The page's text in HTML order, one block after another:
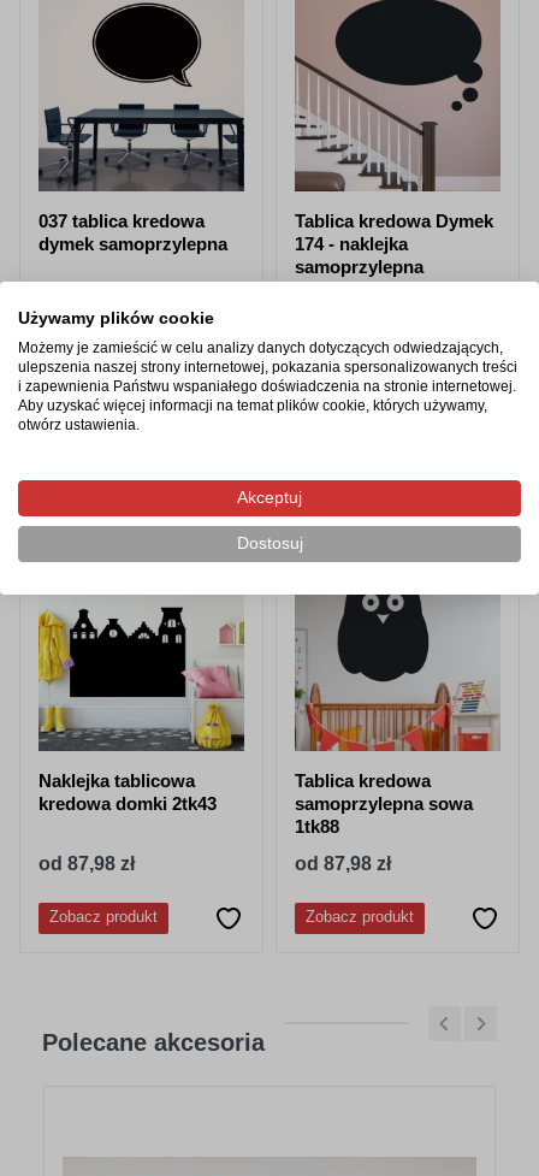
037 tablica kredowa
dymek samoprzylepna
Zobacz produkt
Tablica kredowa Dymek
174 - naklejka
samoprzylepna
Zobacz produkt
Produkty z tej samej kategorii
Naklejka tablicowa
kredowa domki 2tk43
od 87,98 zł
Zobacz produkt
Tablica kredowa
samoprzylepna sowa
1tk88
od 87,98 zł
Zobacz produkt
Polecane akcesoria
Używamy plików cookie
Możemy je zamieścić w celu analizy danych dotyczących odwiedzających,
ulepszenia naszej strony internetowej, pokazania spersonalizowanych treści
i zapewnienia Państwu wspaniałego doświadczenia na stronie internetowej.
Aby uzyskać więcej informacji na temat plików cookie, których używamy,
otwórz ustawienia.
Akceptuj
Dostosuj